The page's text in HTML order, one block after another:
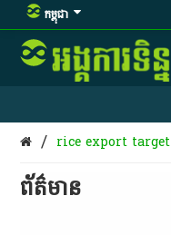
កម្ពុជា
/ rice export target
ព័ត៌មាន​